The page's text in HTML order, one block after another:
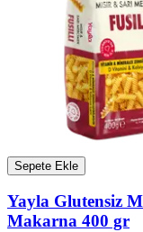
Sepete Ekle
Yayla Glutensiz
Makarna 400 gr